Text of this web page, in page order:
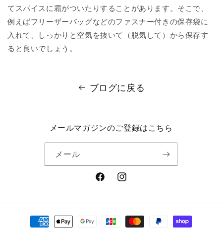
てスパイスに霜がついたりすることがあります。そこで、
例えばフリーザーバッグなどのファスナー付きの保存袋に
入れて、しっかりと空気を抜いて（脱気して）から保存す
ると良いでしょう。
ブログに戻る
メールマガジンのご登録はこちら
メール
FacebookInstagram